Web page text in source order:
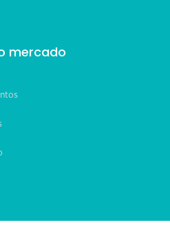
mercado